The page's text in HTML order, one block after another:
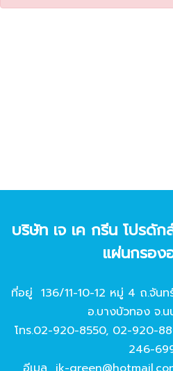
บริษัท เจ เค กรีน โปรดั
แผ่นกรอง
ที่อยู่ 136/11-10-12 หมู่ 4 ถ.จัน
อ.บางบัวทอง จ.น
โทร.02-920-8550, 02-920-
246-